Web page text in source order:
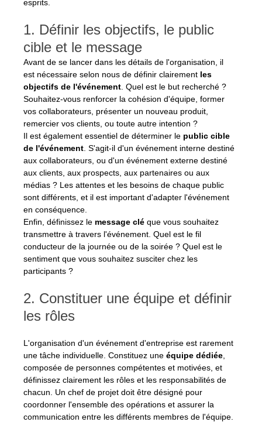
esprits.
1. Définir les objectifs, le public
cible et le message
Avant de se lancer dans les détails de l'organisation, il
est nécessaire selon nous de définir clairement les
objectifs de l'événement . Quel est le but recherché ?
Souhaitez-vous renforcer la cohésion d'équipe, former
vos collaborateurs, présenter un nouveau produit,
remercier vos clients, ou toute autre intention ?
Il est également essentiel de déterminer le public cible
de l'événement . S'agit-il d'un événement interne destiné
aux collaborateurs, ou d'un événement externe destiné
aux clients, aux prospects, aux partenaires ou aux
médias ? Les attentes et les besoins de chaque public
sont différents, et il est important d'adapter l'événement
en conséquence.
Enfin, définissez le message clé que vous souhaitez
transmettre à travers l'événement. Quel est le fil
conducteur de la journée ou de la soirée ? Quel est le
sentiment que vous souhaitez susciter chez les
participants ?
2. Constituer une équipe et définir
les rôles
L'organisation d'un événement d'entreprise est rarement
une tâche individuelle. Constituez une équipe dédiée
composée de personnes compétentes et motivées, et
définissez clairement les rôles et les responsabilités de
chacun. Un chef de projet doit être désigné pour
coordonner l'ensemble des opérations et assurer la
communication entre les différents membres de l'équipe.